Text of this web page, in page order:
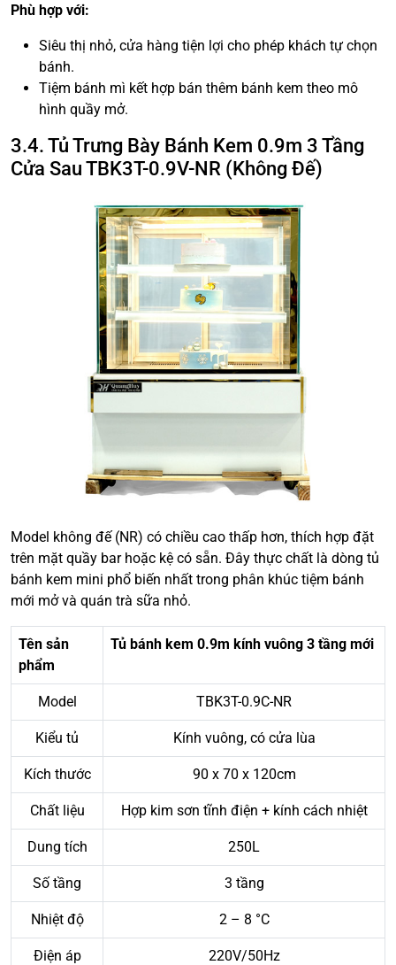
Phù hợp với:
Siêu thị nhỏ, cửa hàng tiện lợi cho phép khách tự chọn
bánh.
Tiệm bánh mì kết hợp bán thêm bánh kem theo mô
hình quầy mở.
3.4. Tủ Trưng Bày Bánh Kem 0.9m 3 Tầng
Cửa Sau TBK3T-0.9V-NR (Không Đế)
Model không đế (NR) có chiều cao thấp hơn, thích hợp đặt
trên mặt quầy bar hoặc kệ có sẵn. Đây thực chất là dòng tủ
bánh kem mini phổ biến nhất trong phân khúc tiệm bánh
mới mở và quán trà sữa nhỏ.
Tên sản
phẩm
Tủ bánh kem 0.9m kính vuông 3 tầng mới
Model TBK3T-0.9C-NR
Kiểu tủ Kính vuông, có cửa lùa
Kích thước 90 x 70 x 120cm
Chất liệu Hợp kim sơn tĩnh điện + kính cách nhiệt
Dung tích 250L
Số tầng 3 tầng
Nhiệt độ 2 – 8 °C
Điện áp 220V/50Hz